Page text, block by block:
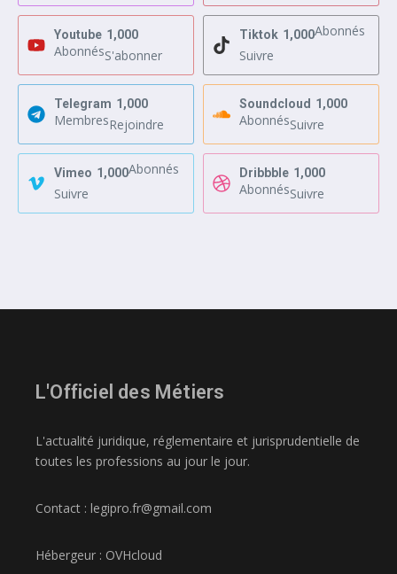
Youtube 1,000
AbonnésS'abonner
Tiktok 1,000Abonnés
Suivre
Telegram 1,000
MembresRejoindre
Soundcloud 1,000
AbonnésSuivre
Vimeo 1,000Abonnés
Suivre
Dribbble 1,000
AbonnésSuivre
L'Officiel des Métiers
L'actualité juridique, réglementaire et jurisprudentielle de
toutes les professions au jour le jour.
Contact : legipro.fr@gmail.com
Hébergeur : OVHcloud